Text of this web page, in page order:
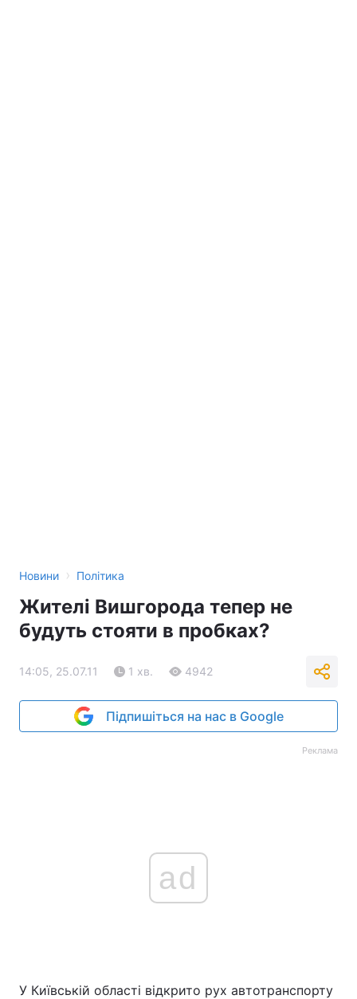
Новини › Політика
Жителі Вишгорода тепер не
будуть стояти в пробках?
14:05, 25.07.11 1 хв. 4942
Підпишіться на нас в Google
Реклама
ad
У Київській області відкрито рух автотранспорту